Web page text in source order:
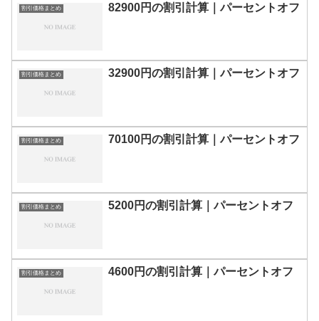
割引価格まとめ 82900円の割引計算｜パーセントオフ
割引価格まとめ 32900円の割引計算｜パーセントオフ
割引価格まとめ 70100円の割引計算｜パーセントオフ
割引価格まとめ 5200円の割引計算｜パーセントオフ
割引価格まとめ 4600円の割引計算｜パーセントオフ